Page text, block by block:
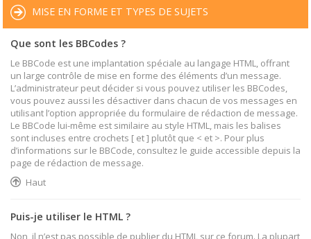
MISE EN FORME ET TYPES DE SUJETS
Que sont les BBCodes ?
Le BBCode est une implantation spéciale au langage HTML, offrant
un large contrôle de mise en forme des éléments d’un message.
L’administrateur peut décider si vous pouvez utiliser les BBCodes,
vous pouvez aussi les désactiver dans chacun de vos messages en
utilisant l’option appropriée du formulaire de rédaction de message.
Le BBCode lui-même est similaire au style HTML, mais les balises
sont incluses entre crochets [ et ] plutôt que < et >. Pour plus
d’informations sur le BBCode, consultez le guide accessible depuis la
page de rédaction de message.
Haut
Puis-je utiliser le HTML ?
Non, il n’est pas possible de publier du HTML sur ce forum. La plupart